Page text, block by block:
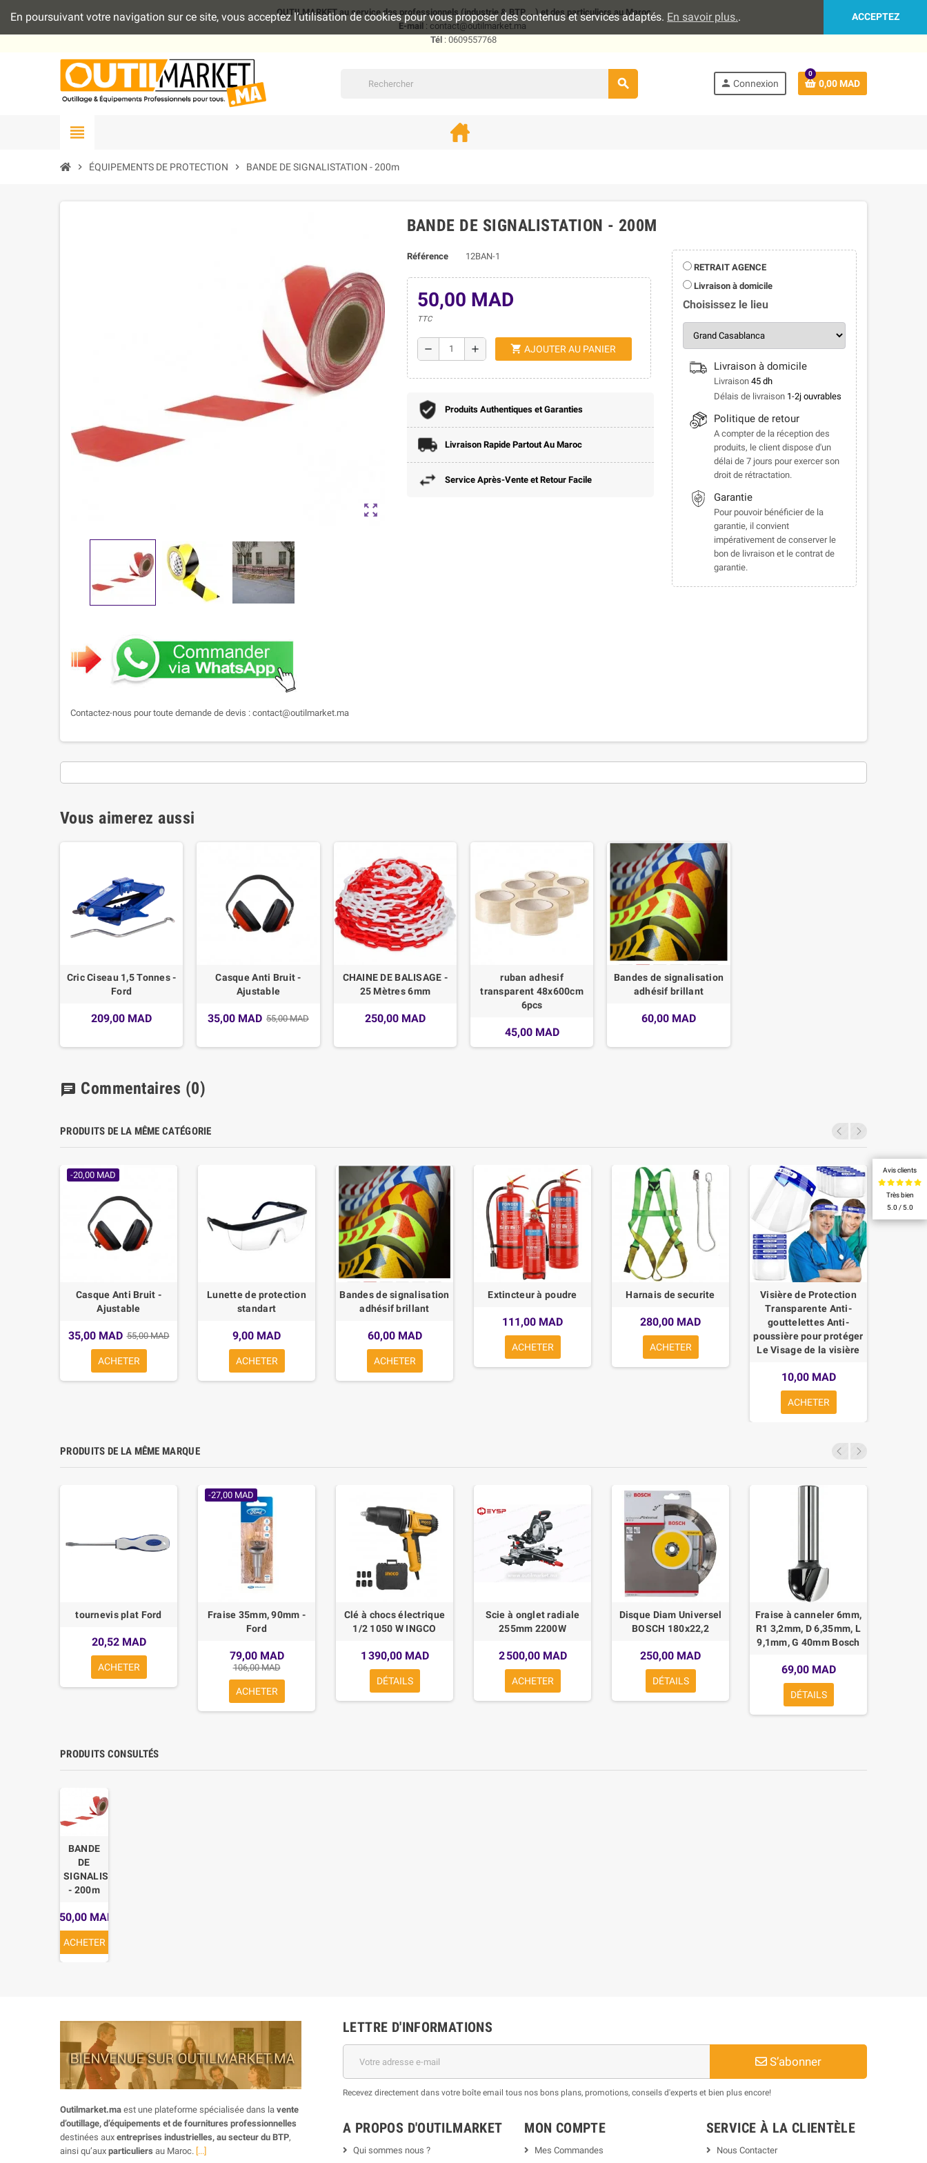
OUTILMARKET au service des professionnels (industrie & BTP .. ) et des particuliers au Maroc
E-mail : contact@outilmarket.ma
Tél : 0609557768
search person Connexion
0
0,00 MAD
view_headline
Avis clients
Très bien
5.0 / 5.0
chevron_right ÉQUIPEMENTS DE PROTECTION chevron_right BANDE DE SIGNALISTATION - 200m
zoom_out_map
Contactez-nous pour toute demande de devis : contact@outilmarket.ma
BANDE DE SIGNALISTATION - 200M
Référence 12BAN-1
50,00 MAD
TTC
remove add shopping_cart AJOUTER AU PANIER
RETRAIT AGENCE
Livraison à domicile
Choisissez le lieu
Livraison à domicile
Livraison45 dh
Délais de livraison 1-2j ouvrables
Politique de retour
A compter de la réception des
produits, le client dispose d'un
délai de 7 jours pour exercer son
droit de rétractation.
Garantie
Pour pouvoir bénéficier de la
garantie, il convient
impérativement de conserver le
bon de livraison et le contrat de
garantie.
Produits Authentiques et Garanties
Livraison Rapide Partout Au Maroc
Service Après-Vente et Retour Facile
Vous aimerez aussi
Cric Ciseau 1,5 Tonnes -
Ford
209,00 MAD
Casque Anti Bruit -
Ajustable
35,00 MAD 55,00 MAD
CHAINE DE BALISAGE -
25 Mètres 6mm
250,00 MAD
ruban adhesif
transparent 48x600cm
6pcs
45,00 MAD
Bandes de signalisation
adhésif brillant
60,00 MAD
chat Commentaires (0)
PRODUITS DE LA MÊME CATÉGORIE
-20,00 MAD
Casque Anti Bruit -
Ajustable
35,00 MAD 55,00 MAD
ACHETER
Lunette de protection
standart
9,00 MAD
ACHETER
Bandes de signalisation
adhésif brillant
60,00 MAD
ACHETER
Extincteur à poudre
111,00 MAD
ACHETER
Harnais de securite
280,00 MAD
ACHETER
Visière de Protection
Transparente Anti-
gouttelettes Anti-
poussière pour protéger
Le Visage de la visière
10,00 MAD
ACHETER
PRODUITS DE LA MÊME MARQUE
tournevis plat Ford
20,52 MAD
ACHETER
-27,00 MAD
Fraise 35mm, 90mm -
Ford
79,00 MAD
106,00 MAD
ACHETER
Clé à chocs électrique
1/2 1050 W INGCO
1 390,00 MAD
DÉTAILS
Scie à onglet radiale
255mm 2200W
2 500,00 MAD
ACHETER
Disque Diam Universel
BOSCH 180x22,2
250,00 MAD
DÉTAILS
Fraise à canneler 6mm,
R1 3,2mm, D 6,35mm, L
9,1mm, G 40mm Bosch
69,00 MAD
DÉTAILS
PRODUITS CONSULTÉS
BANDE
DE
SIGNALISTATION
- 200m
50,00 MAD
ACHETER
Outilmarket.ma est une plateforme spécialisée dans la vente
d’outillage, d’équipements et de fournitures professionnelles
destinées aux entreprises industrielles, au secteur du BTP,
ainsi qu’aux particuliers au Maroc. [...]
LETTRE D'INFORMATIONS
S’abonner
Recevez directement dans votre boîte email tous nos bons plans, promotions, conseils d'experts et bien plus encore!
A PROPOS D'OUTILMARKET
Qui sommes nous ?
MON COMPTE
Mes Commandes
SERVICE À LA CLIENTÈLE
Nous Contacter
En poursuivant votre navigation sur ce site, vous acceptez l’utilisation de cookies pour vous proposer des contenus et services adaptés. En savoir plus.. ACCEPTEZ